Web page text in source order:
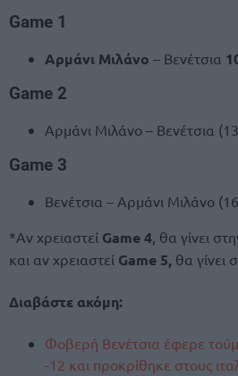
Game 1
Αρμάνι Μιλάνο – Βενέτσια
Game 2
Αρμάνι Μιλάνο – Βενέτσια
Game 3
Βενέτσια – Αρμάνι Μιλάνο
*Αν χρειαστεί Game 4 , θα γίνει
και αν χρειαστεί Game 5, θα γίνει
Διαβάστε ακόμη:
Φοβερή Βενέτσια έφερε
-12 και προκρίθηκε στους